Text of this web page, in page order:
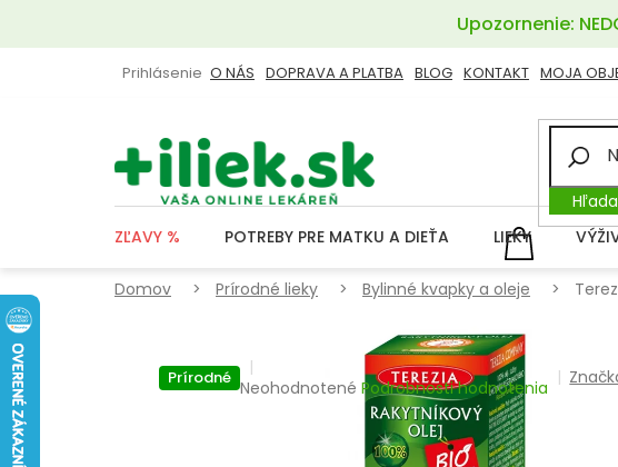
obsah
Upozornenie:
O NÁS DOPRAVA A PLATBA BLOG KONTAKT MOJA
Prihlásenie
NÁKUPNÝ
KOŠÍK
ZĽAVY % POTREBY PRE MATKU A DIEŤA LIEKY
Domov Prírodné lieky Bylinné kvapky a oleje
Prírodné Priemerné
Neohodnotené Podrobnosti hodnotenia